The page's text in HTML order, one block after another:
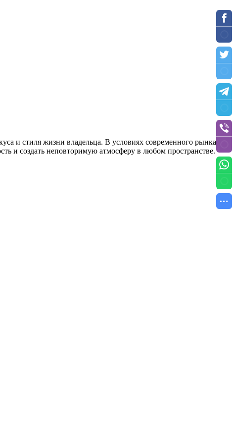
и стиля жизни владельца. В условиях современного рынка,
и создать неповторимую атмосферу в любом пространстве.